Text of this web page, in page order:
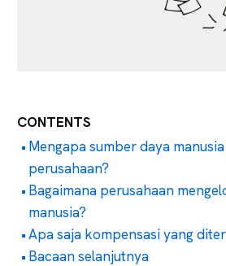
CONTENTS
Mengapa sumber daya
perusahaan?
Bagaimana perusahaan
manusia?
Apa saja kompensasi yang
Bacaan selanjutnya